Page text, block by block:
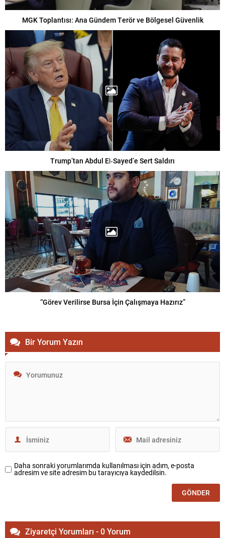
MGK Toplantısı: Ana Gündem Terör ve Bölgesel Güvenlik
Trump’tan Abdul El‑Sayed’e Sert Saldırı
“Görev Verilirse Bursa İçin Çalışmaya Hazırız”
Bir Yorum Yazın
Daha sonraki yorumlarımda kullanılması için adım, e-posta
adresim ve site adresim bu tarayıcıya kaydedilsin.
Ziyaretçi Yorumları - 0 Yorum